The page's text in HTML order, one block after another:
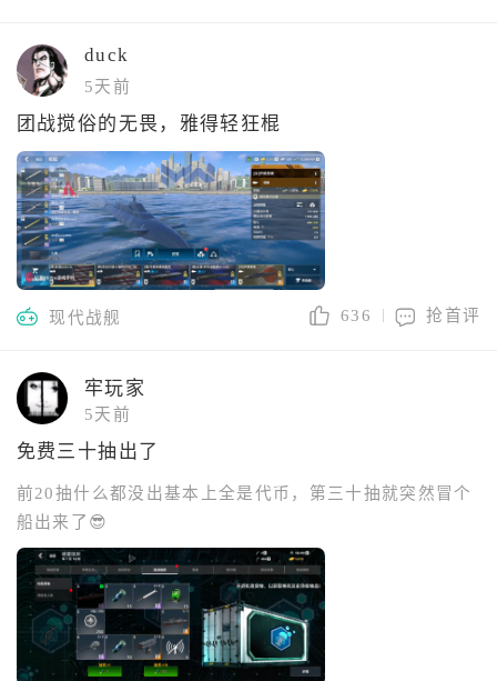
duck
5天前
团战搅俗的无畏，雅得轻狂棍
现代战舰 636 抢首评
牢玩家
5天前
免费三十抽出了
前20抽什么都没出基本上全是代币，第三十抽就突然冒个
船出来了😎